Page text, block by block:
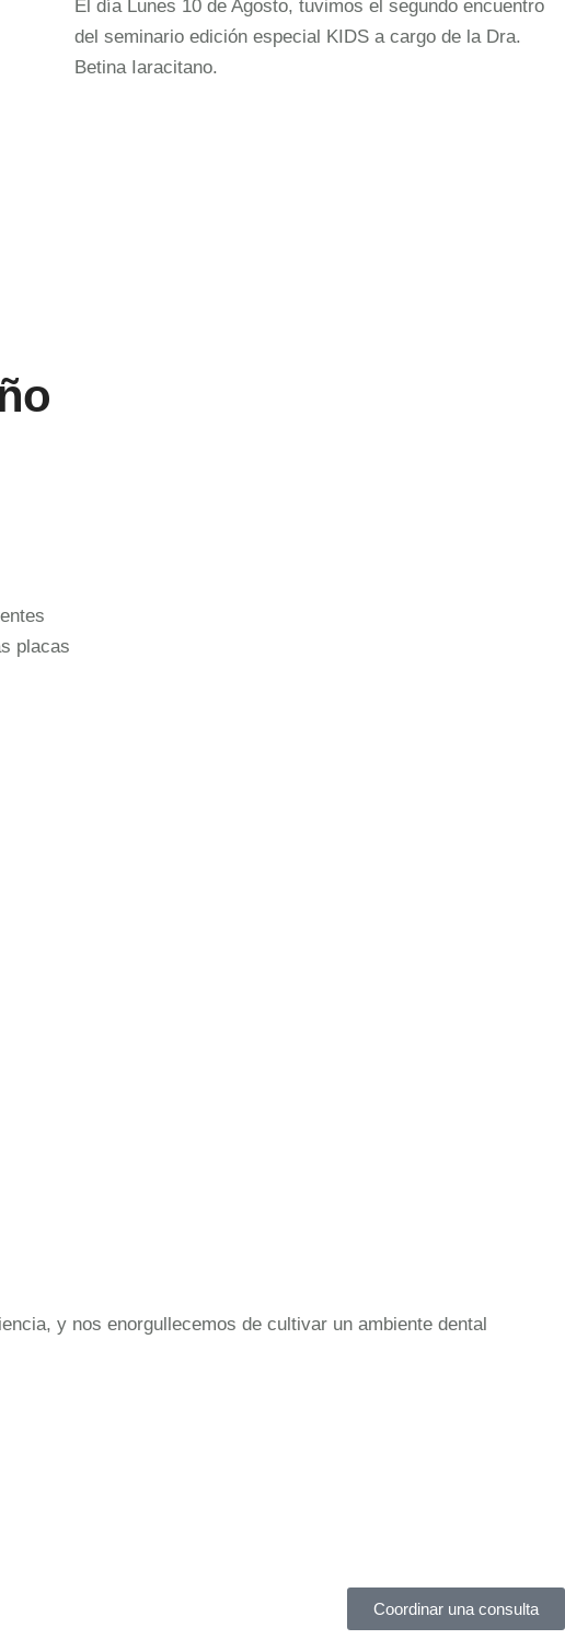
placas
El día Lunes 10 de Agosto, tuvimos el segundo encuentro
del seminario edición especial KIDS a cargo de la Dra.
Betina Iaracitano.
y nos enorgullecemos de cultivar un ambiente dental
Coordinar una consulta